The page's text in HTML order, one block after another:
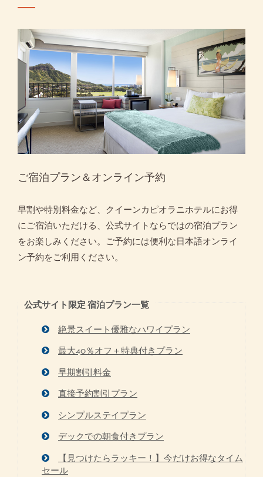
ご宿泊プラン＆オンライン予約
早割や特別料金など、クイーンカピオラニホテルにお得
にご宿泊いただける、公式サイトならではの宿泊プラン
をお楽しみください。ご予約には便利な日本語オンライ
ン予約をご利用ください。
公式サイト限定 宿泊プラン一覧
絶景スイート優雅なハワイプラン
最大40％オフ＋特典付きプラン
早期割引料金
直接予約割引プラン
シンプルステイプラン
デックでの朝食付きプラン
【見つけたらラッキー！】今だけお得なタイム
セール